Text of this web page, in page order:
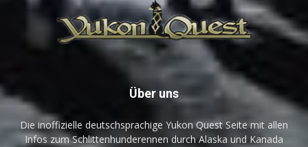
Über uns
Die inoffizielle deutschsprachige Yukon Quest Seite mit allen
Infos zum Schlittenhunderennen durch Alaska und Kanada